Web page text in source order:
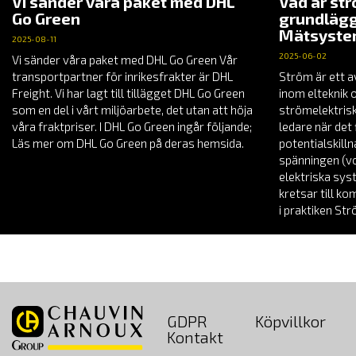
Go Green
2025-08-11
Vi sänder våra paket med DHL Go Green Vår
transportpartner för inrikesfrakter är DHL
Freight. Vi har lagt till tillägget DHL Go Green
som en del i vårt miljöarbete, det utan att höja
våra fraktpriser. I DHL Go Green ingår följande;
Läs mer om DHL Go Green på deras hemsida.
2025-06-02
Ström är ett
inom elteknik
ledare när
spänningen
elektriska
kretsar till
i praktiken
GDPR
Köpvillkor
Kontakt